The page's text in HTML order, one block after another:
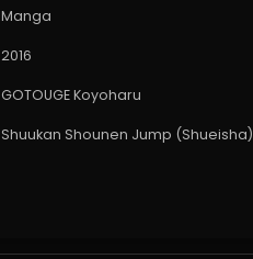
Manga
2016
GOTOUGE Koyoharu
Shuukan Shounen Jump (Shueisha)